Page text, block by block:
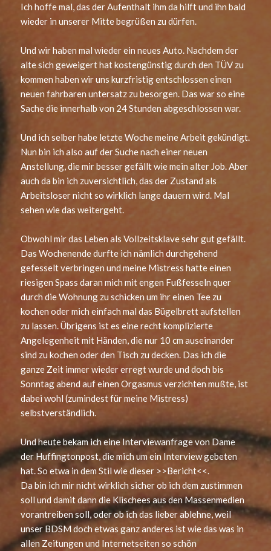
Ich hoffe mal, das der Aufenthalt ihm da hilft und ihn bald
wieder in unserer Mitte begrüßen zu dürfen.
Und wir haben mal wieder ein neues Auto. Nachdem der
alte sich geweigert hat kostengünstig durch den TÜV zu
kommen haben wir uns kurzfristig entschlossen einen
neuen fahrbaren untersatz zu besorgen. Das war so eine
Sache die innerhalb von 24 Stunden abgeschlossen war.
Und ich selber habe letzte Woche meine Arbeit gekündigt.
Nun bin ich also auf der Suche nach einer neuen
Anstellung, die mir besser gefällt wie mein alter Job. Aber
auch da bin ich zuversichtlich, das der Zustand als
Arbeitsloser nicht so wirklich lange dauern wird. Mal
sehen wie das weitergeht.
Obwohl mir das Leben als Vollzeitsklave sehr gut gefällt.
Das Wochenende durfte ich nämlich durchgehend
gefesselt verbringen und meine Mistress hatte einen
riesigen Spass daran mich mit engen Fußfesseln quer
durch die Wohnung zu schicken um ihr einen Tee zu
kochen oder mich einfach mal das Bügelbrett aufstellen
zu lassen. Übrigens ist es eine recht komplizierte
Angelegenheit mit Händen, die nur 10 cm auseinander
sind zu kochen oder den Tisch zu decken. Das ich die
ganze Zeit immer wieder erregt wurde und doch bis
Sonntag abend auf einen Orgasmus verzichten mußte, ist
dabei wohl (zumindest für meine Mistress)
selbstverständlich.
Und heute bekam ich eine Interviewanfrage von Dame
der Huffingtonpost, die mich um ein Interview gebeten
hat. So etwa in dem Stil wie dieser >>Bericht<<.
Da bin ich mir nicht wirklich sicher ob ich dem zustimmen
soll und damit dann die Klischees aus den Massenmedien
vorantreiben soll, oder ob ich das lieber ablehne, weil
unser BDSM doch etwas ganz anderes ist wie das was in
allen Zeitungen und Internetseiten so schön